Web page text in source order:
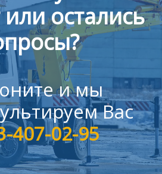
остались
и мы
Вас
407-02-95